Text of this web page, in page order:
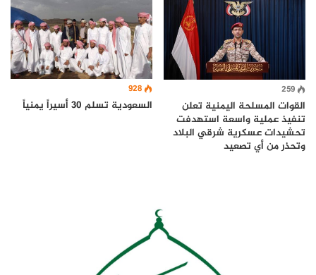
259
القوات المسلحة اليمنية تعلن
تنفيذ عملية واسعة استهدفت
تحشيدات عسكرية شرقي البلاد
وتحذر من أي تصعيد
928
السعودية تسلم 30 أسيراً يمنياً